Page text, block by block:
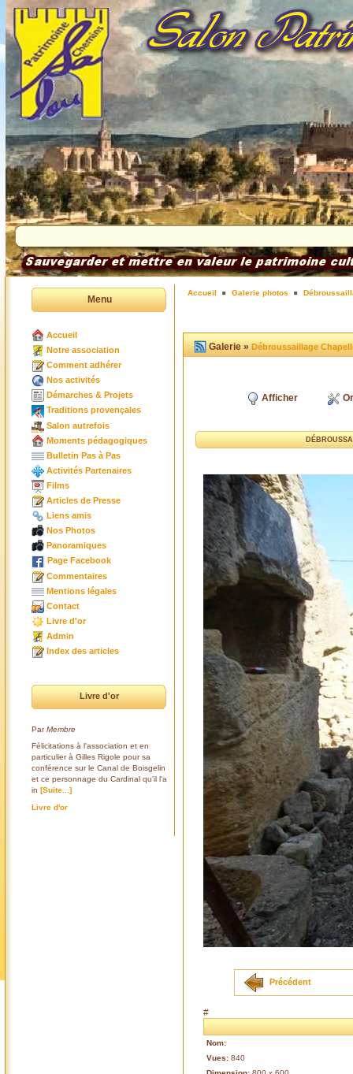
Menu
Accueil
Notre association
Comment adhérer
Nos activités
Démarches & Projets
Traditions provençales
Salon autrefois
Moments pédagogiques
Bulletin Pas à Pas
Activités Partenaires
Films
Articles de Presse
Liens amis
Nos Photos
Panoramiques
Page Facebook
Commentaires
Mentions légales
Contact
Livre d'or
Admin
Index des articles
Livre d'or
ParMembre
Félicitations à l'association et en
particulier à Gilles Rigole pour sa
conférence sur le Canal de Boisgelin
et ce personnage du Cardinal qu'il l'a
in [Suite...]
Livre d'or
Accueil Galerie photos
Galerie »Débroussaillage
Afficher
Précédent
#
Nom:
Vues: 840